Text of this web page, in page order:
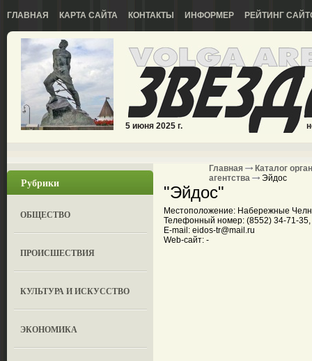
ГЛАВНАЯ КАРТА САЙТА КОНТАКТЫ ИНФОРМЕР РЕЙТИНГ
5 июня 2025 г.
Рубрики
ОБЩЕСТВО
ПРОИСШЕСТВИЯ
КУЛЬТУРА И ИСКУССТВО
ЭКОНОМИКА
Главная
Каталог
агентства
Эйдос
"Эйдос"
Местоположение: Набережные
Телефонный номер: (8552) 34-71-
E-mail: eidos-tr@mail.ru
Web-сайт: -